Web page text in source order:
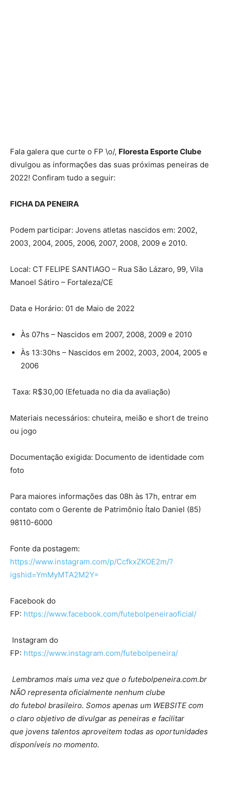
Fala galera que curte o FP \o/, Floresta Esporte Clube
divulgou as informações das suas próximas peneiras de
2022! Confiram tudo a seguir:
FICHA DA PENEIRA
Podem participar: Jovens atletas nascidos em: 2002,
2003, 2004, 2005, 2006, 2007, 2008, 2009 e 2010.
Local: CT FELIPE SANTIAGO – Rua São Lázaro, 99, Vila
Manoel Sátiro – Fortaleza/CE
Data e Horário: 01 de Maio de 2022
Às 07hs – Nascidos em 2007, 2008, 2009 e 2010
Às 13:30hs – Nascidos em 2002, 2003, 2004, 2005 e
2006
Taxa: R$30,00 (Efetuada no dia da avaliação)
Materiais necessários: chuteira, meião e short de treino
ou jogo
Documentação exigida: Documento de identidade com
foto
Para maiores informações das 08h às 17h, entrar em
contato com o Gerente de Patrimônio Ítalo Daniel (85)
98110-6000
Fonte da postagem:
https://www.instagram.com/p/CcfkxZKOE2m/?
igshid=YmMyMTA2M2Y=
Facebook do
FP: https://www.facebook.com/futebolpeneiraoficial/
Instagram do
FP: https://www.instagram.com/futebolpeneira/
Lembramos mais uma vez que o futebolpeneira.com.br
NÃO representa oficialmente nenhum clube
do futebol brasileiro. Somos apenas um WEBSITE com
o claro objetivo de divulgar as peneiras e facilitar
que jovens talentos aproveitem todas as oportunidades
disponíveis no momento.